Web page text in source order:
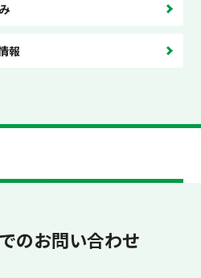
報
のお問い合わせ